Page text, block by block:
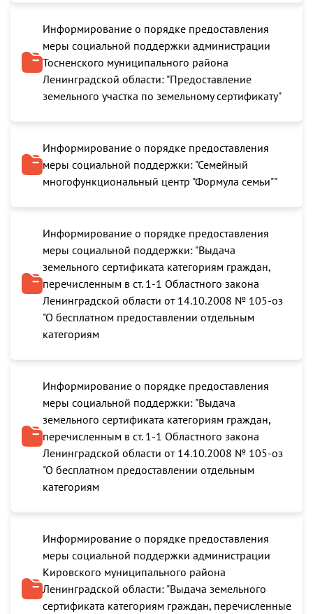
Информирование о порядке предоставления
меры социальной поддержки администрации
Тосненского муниципального района
Ленинградской области: "Предоставление
земельного участка по земельному сертификату"
Информирование о порядке предоставления
меры социальной поддержки: "Семейный
многофункциональный центр "Формула семьи""
Информирование о порядке предоставления
меры социальной поддержки: "Выдача
земельного сертификата категориям граждан,
перечисленным в ст. 1-1 Областного закона
Ленинградской области от 14.10.2008 № 105-оз
"О бесплатном предоставлении отдельным
категориям
Информирование о порядке предоставления
меры социальной поддержки: "Выдача
земельного сертификата категориям граждан,
перечисленным в ст. 1-1 Областного закона
Ленинградской области от 14.10.2008 № 105-оз
"О бесплатном предоставлении отдельным
категориям
Информирование о порядке предоставления
меры социальной поддержки администрации
Кировского муниципального района
Ленинградской области: "Выдача земельного
сертификата категориям граждан, перечисленные